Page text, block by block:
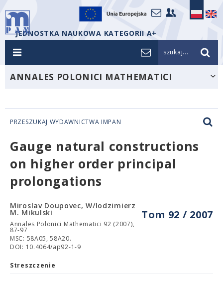
JEDNOSTKA NAUKOWA KATEGORII A+
szukaj...
ANNALES POLONICI MATHEMATICI
PRZESZUKAJ WYDAWNICTWA IMPAN
Gauge natural constructions
on higher order principal
prolongations
Tom 92 / 2007
Miroslav Doupovec, W/lodzimierz
M. Mikulski
Annales Polonici Mathematici 92 (2007),
87-97
MSC: 58A05, 58A20.
DOI: 10.4064/ap92-1-9
Streszczenie